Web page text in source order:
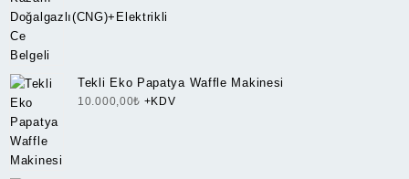
Tekli Eko Papatya Waffle Makinesi
10.000,00₺ +KDV